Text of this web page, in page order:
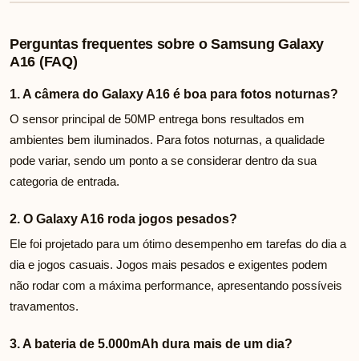
Perguntas frequentes sobre o Samsung Galaxy
A16 (FAQ)
1. A câmera do Galaxy A16 é boa para fotos noturnas?
O sensor principal de 50MP entrega bons resultados em
ambientes bem iluminados. Para fotos noturnas, a qualidade
pode variar, sendo um ponto a se considerar dentro da sua
categoria de entrada.
2. O Galaxy A16 roda jogos pesados?
Ele foi projetado para um ótimo desempenho em tarefas do dia a
dia e jogos casuais. Jogos mais pesados e exigentes podem
não rodar com a máxima performance, apresentando possíveis
travamentos.
3. A bateria de 5.000mAh dura mais de um dia?